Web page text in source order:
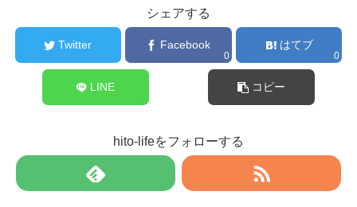
シェアする
Twitter Facebook
0
はてブ
0
LINE コピー
hito-lifeをフォローする